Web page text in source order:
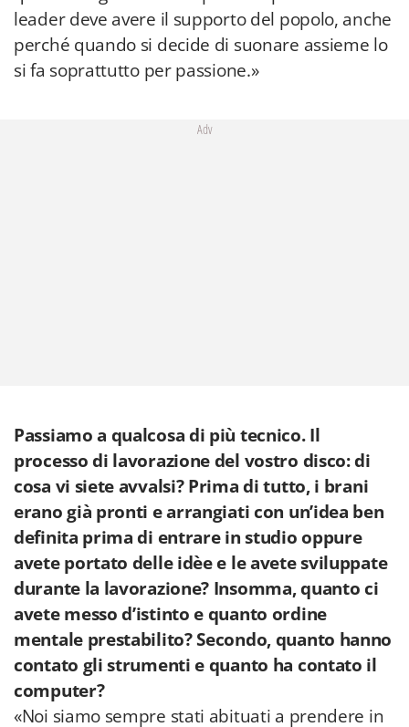
leader deve avere il supporto del popolo, anche
perché quando si decide di suonare assieme lo
si fa soprattutto per passione.»
Adv
Passiamo a qualcosa di più tecnico. Il
processo di lavorazione del vostro disco: di
cosa vi siete avvalsi? Prima di tutto, i brani
erano già pronti e arrangiati con un’idea ben
definita prima di entrare in studio oppure
avete portato delle idèe e le avete sviluppate
durante la lavorazione? Insomma, quanto ci
avete messo d’istinto e quanto ordine
mentale prestabilito? Secondo, quanto hanno
contato gli strumenti e quanto ha contato il
computer?
«Noi siamo sempre stati abituati a prendere in